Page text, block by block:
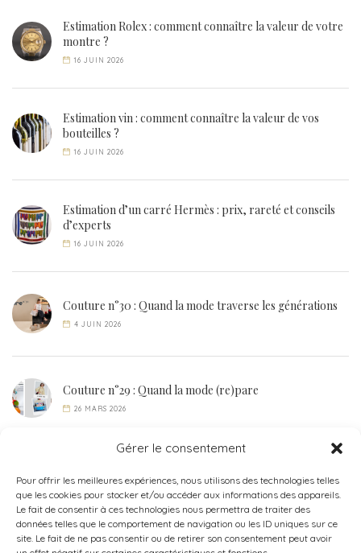
Gérer le consentement
Pour offrir les meilleures expériences, nous utilisons des technologies telles
que les cookies pour stocker et/ou accéder aux informations des appareils.
Le fait de consentir à ces technologies nous permettra de traiter des
données telles que le comportement de navigation ou les ID uniques sur ce
site. Le fait de ne pas consentir ou de retirer son consentement peut avoir
Estimation Rolex : comment connaître la valeur de votre
montre ?
16 JUIN 2026
Estimation vin : comment connaître la valeur de vos
bouteilles ?
16 JUIN 2026
Estimation d’un carré Hermès : prix, rareté et conseils
d’experts
16 JUIN 2026
Couture n°30 : Quand la mode traverse les générations
4 JUIN 2026
Couture n°29 : Quand la mode (re)pare
26 MARS 2026